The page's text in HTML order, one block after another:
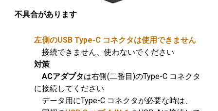
不具合があります
左側のUSB Type-C コネクタは使用できません
接続できません、使わないでください
対策
ACアダプタは右側(二番目)のType-C コネクタ
に接続してください
データ用にType-C コネクタが必要な時は、